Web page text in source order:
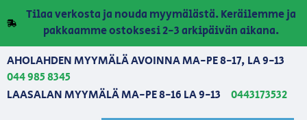
Tilaa verkosta ja nouda myymälästä. Keräilemme ja
pakkaamme ostoksesi 2-3 arkipäivän aikana.
AHOLAHDEN MYYMÄLÄ AVOINNA MA-PE 8-17, LA 9-13
044 985 8345
LAASALAN MYYMÄLÄ MA-PE 8-16 LA 9-13
0443173532